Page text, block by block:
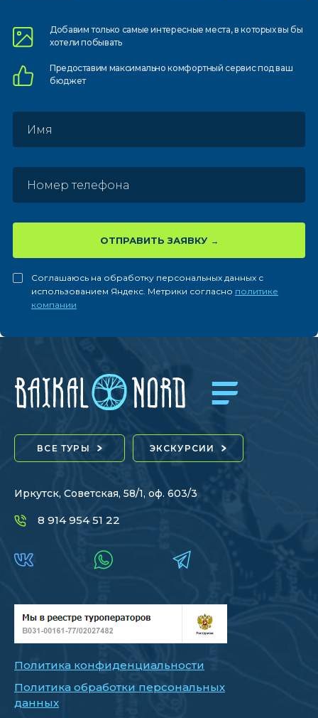
Добавим только самыеинтересные места, в которыхвы бы
хотели побывать
Предоставим максимально комфортныйсервис под ваш
бюджет
ОТПРАВИТЬ ЗАЯВКУ
Соглашаюсь на обработку персональных данных с
использованием Яндекс. Метрики согласно политике
компании
ВСЕ ТУРЫ ЭКСКУРСИИ
Иркутск, Советская, 58/1, оф. 603/3
8 914 954 51 22
Политика конфиденциальности
Политика обработки персональных
данных